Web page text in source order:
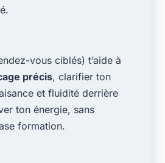
vous ciblés) t’aide à
précis, clarifier ton
et fluidité derrière
ton énergie, sans
formation.